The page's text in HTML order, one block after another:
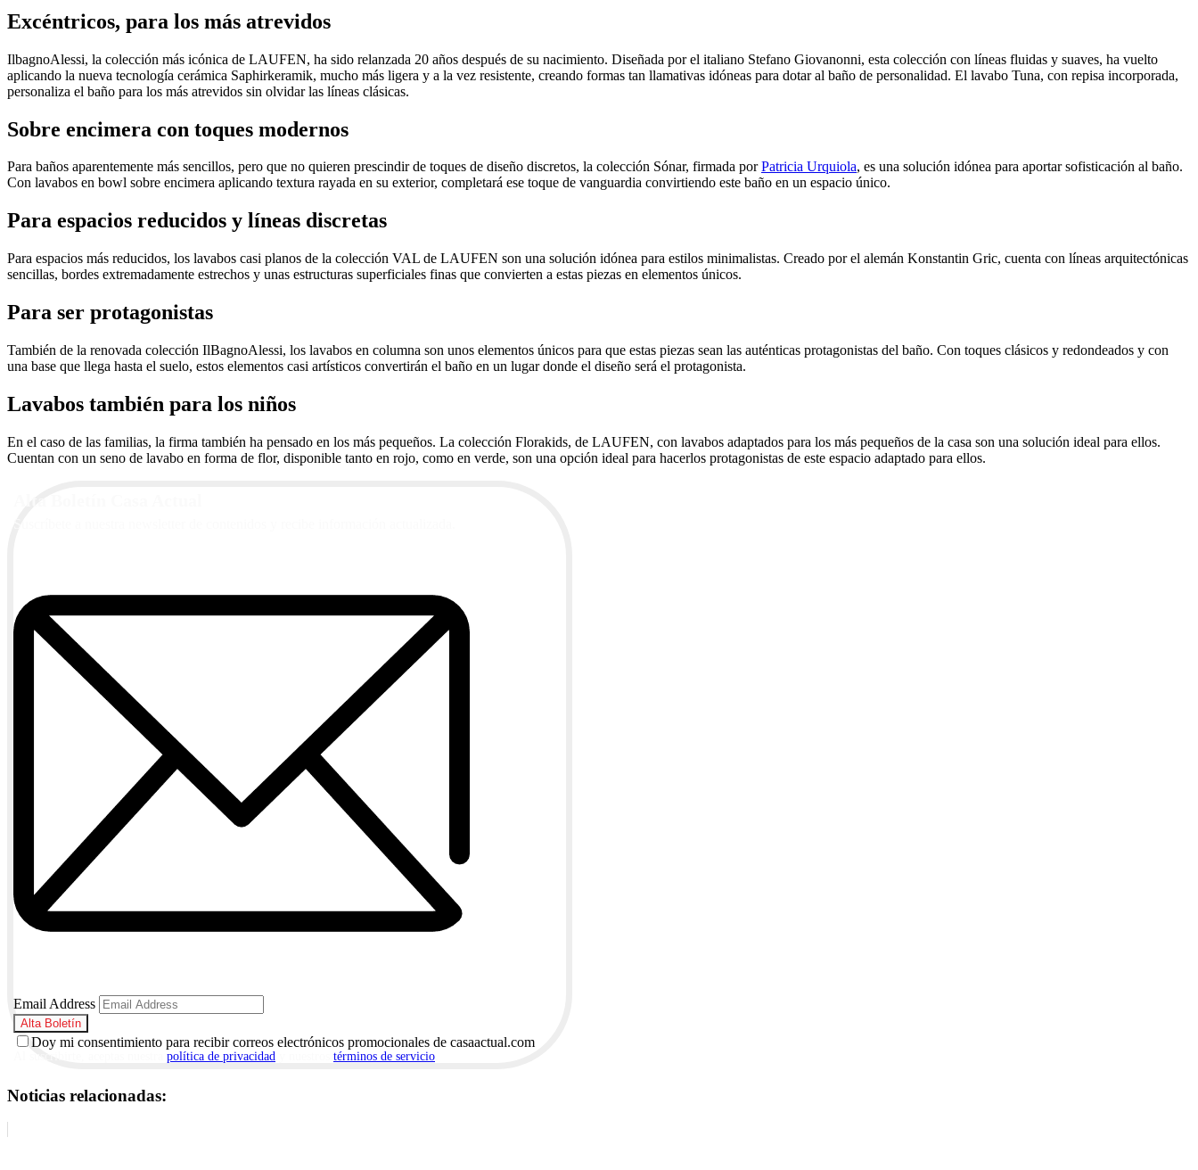
Excéntricos, para los más atrevidos
IlbagnoAlessi, la colección más icónica de LAUFEN, ha sido relanzada 20 años después de su nacimiento. Diseñada por el italiano Stefano Giovanonni, esta colección con líneas fluidas y suaves, ha vuelto
aplicando la nueva tecnología cerámica Saphirkeramik, mucho más ligera y a la vez resistente, creando formas tan llamativas idóneas para dotar al baño de personalidad. El lavabo Tuna, con repisa incorporada,
personaliza el baño para los más atrevidos sin olvidar las líneas clásicas.
Sobre encimera con toques modernos
Para baños aparentemente más sencillos, pero que no quieren prescindir de toques de diseño discretos, la colección Sónar, firmada porPatricia Urquiola, es una solución idónea para aportar sofisticación al baño.
Con lavabos en bowl sobre encimera aplicando textura rayada en su exterior, completará ese toque de vanguardia convirtiendo este baño en un espacio único.
Para espacios reducidos y líneas discretas
Para espacios más reducidos, los lavabos casi planos de la colección VAL de LAUFEN son una solución idónea para estilos minimalistas. Creado por el alemán Konstantin Gric, cuenta con líneas arquitectónicas
sencillas, bordes extremadamente estrechos y unas estructuras superficiales finas que convierten a estas piezas en elementos únicos.
Para ser protagonistas
También de la renovada colección IlBagnoAlessi, los lavabos en columna son unos elementos únicos para que estas piezas sean las auténticas protagonistas del baño. Con toques clásicos y redondeados y con
una base que llega hasta el suelo, estos elementos casi artísticos convertirán el baño en un lugar donde el diseño será el protagonista.
Lavabos también para los niños
En el caso de las familias, la firma también ha pensado en los más pequeños. La colección Florakids, de LAUFEN, con lavabos adaptados para los más pequeños de la casa son una solución ideal para ellos.
Cuentan con un seno de lavabo en forma de flor, disponible tanto en rojo, como en verde, son una opción ideal para hacerlos protagonistas de este espacio adaptado para ellos.
Email Address
Doy mi consentimiento para recibir correos electrónicos promocionales de casaactual.com
política de privacidad términos de servicio
Noticias relacionadas: